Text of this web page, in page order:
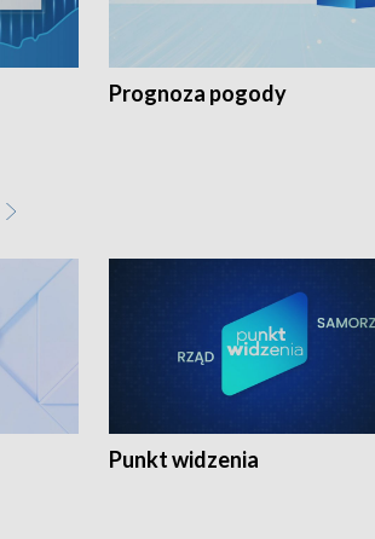
Prognoza pogody
Punkt widzenia